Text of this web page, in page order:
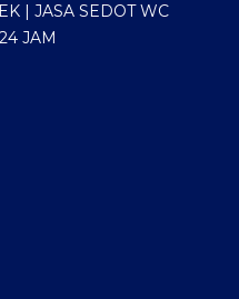
| JASA SEDOT WC
JAM